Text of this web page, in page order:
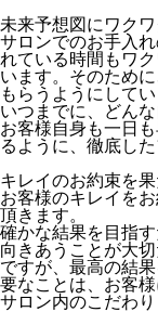
未来予想図にワクワ
サロンでのお手入
れている時間もワ
います。そのため
もらうようにしてい
いつまでに、どん
お客様自身も一日
るように、徹底し
キレイのお約束を
お客様のキレイを
頂きます。
確かな結果を目指
向きあうことが大
ですが、最高の結
要なことは、お客
サロン内のこだわり